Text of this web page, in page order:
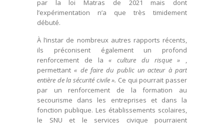
par la loi Matras de 2021 mais dont
l’expérimentation n’a que très timidement
débuté.
À l’instar de nombreux autres rapports récents,
ils préconisent également un profond
renforcement de la« culture du risque » ,
permettant« de faire du public un acteur à part
entière de la sécurité civile ». Ce qui pourrait passer
par un renforcement de la formation au
secourisme dans les entreprises et dans la
fonction publique. Les établissements scolaires,
le SNU et le services civique pourraient